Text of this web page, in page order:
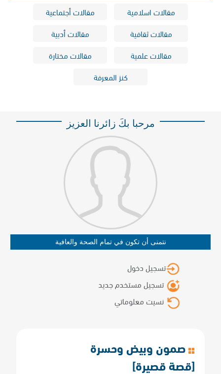
مقالات اسلامية
مقالات أجتماعية
مقالات ثقافية
مقالات أدبية
مقالات علمية
مقالات مختارة
كنز المعرفة
مرحبا بكَ زائرنا العزيز
نتمنى أن تكون في تمام الصحة والعافية
تسجيل دخول
تسجيل مستخدم جديد
نسيت معلوماتي
صمون وبيض وحسرة
[قصة قصيرة]